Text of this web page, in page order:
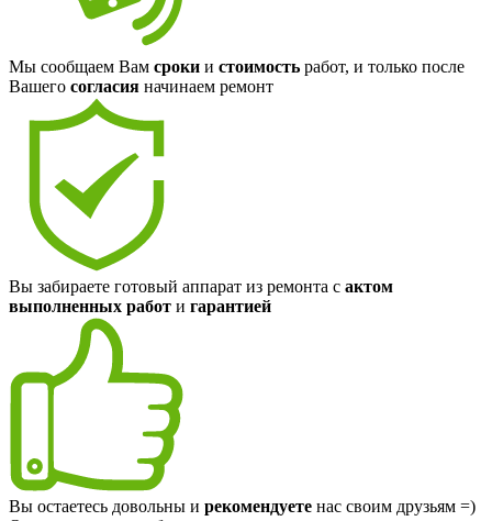
Мы сообщаем Вам сроки и стоимость работ, и только после
Вашего согласия начинаем ремонт
Вы забираете готовый аппарат из ремонта с актом
выполненных работ и гарантией
Вы остаетесь довольны и рекомендуете нас своим друзьям =)